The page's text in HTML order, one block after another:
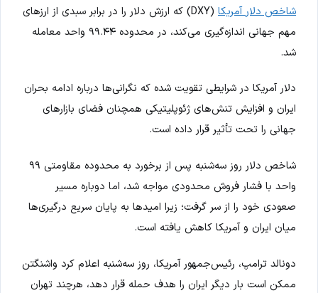
شاخص دلار آمریکا
(DXY) که ارزش دلار را در برابر سبدی از ارزهای
مهم جهانی اندازه‌گیری می‌کند، در محدوده ۹۹.۴۴ واحد معامله
شد.
دلار آمریکا در شرایطی تقویت شده که نگرانی‌ها درباره ادامه بحران
ایران و افزایش تنش‌های ژئوپلیتیکی همچنان فضای بازارهای
جهانی را تحت تأثیر قرار داده است.
شاخص دلار روز سه‌شنبه پس از برخورد به محدوده مقاومتی ۹۹
واحد با فشار فروش محدودی مواجه شد، اما دوباره مسیر
صعودی خود را از سر گرفت؛ زیرا امیدها به پایان سریع درگیری‌ها
میان ایران و آمریکا کاهش یافته است.
دونالد ترامپ، رئیس‌جمهور آمریکا، روز سه‌شنبه اعلام کرد واشنگتن
ممکن است بار دیگر ایران را هدف حمله قرار دهد، هرچند تهران